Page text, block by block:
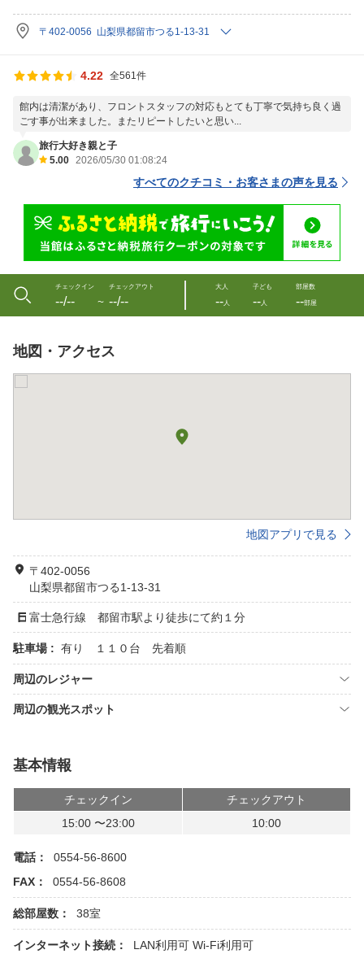
〒402-0056 山梨県都留市つる1-13-31
4.22 全561件
館内は清潔があり、フロントスタッフの対応もとても丁寧で気持ち良く過
ごす事が出来ました。またリピートしたいと思い...
旅行大好き親と子
5.00 2026/05/30 01:08:24
すべてのクチコミ・お客さまの声を見る
チェックイン
--/-- 〜
チェックアウト
--/--
大人
--人
子ども
--人
部屋数
--部屋
地図・アクセス
地図アプリで見る
〒402-0056
山梨県都留市つる1-13-31
富士急行線 都留市駅より徒歩にて約１分
駐車場 : 有り １１０台 先着順
周辺のレジャー
周辺の観光スポット
基本情報
チェックイン
チェックアウト
15:00 〜23:00
10:00
電話：
0554-56-8600
FAX：
0554-56-8608
総部屋数： 38室
インターネット接続： LAN利用可 Wi-Fi利用可